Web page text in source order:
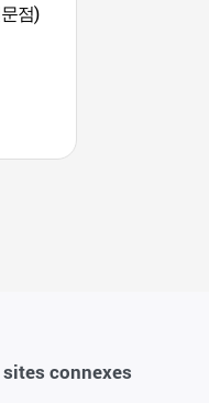
점)
connexes